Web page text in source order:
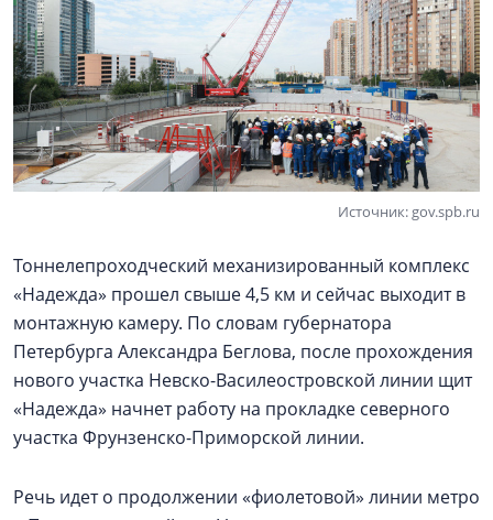
Источник: gov.spb.ru
Тоннелепроходческий механизированный комплекс
«Надежда» прошел свыше 4,5 км и сейчас выходит в
монтажную камеру. По словам губернатора
Петербурга Александра Беглова, после прохождения
нового участка Невско-Василеостровской линии щит
«Надежда» начнет работу на прокладке северного
участка Фрунзенско-Приморской линии.
Речь идет о продолжении «фиолетовой» линии метро